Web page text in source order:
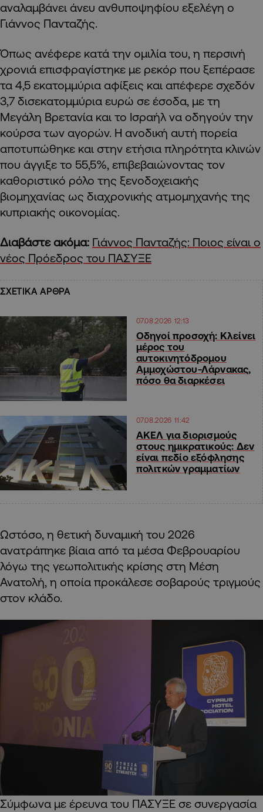
αναλαμβάνει άνευ ανθυποψηφίου εξελέγη ο
Γιάννος Πανταζής.
Όπως ανέφερε κατά την ομιλία του, η περσινή
χρονιά επισφραγίστηκε με ρεκόρ που ξεπέρασε
τα 4,5 εκατομμύρια αφίξεις και απέφερε σχεδόν
3,7 δισεκατομμύρια ευρώ σε έσοδα, με τη
Μεγάλη Βρετανία και το Ισραήλ να οδηγούν την
κούρσα των αγορών. Η ανοδική αυτή πορεία
αποτυπώθηκε και στην ετήσια πληρότητα κλινών
που άγγιξε το 55,5%, επιβεβαιώνοντας τον
καθοριστικό ρόλο της ξενοδοχειακής
βιομηχανίας ως διαχρονικής ατμομηχανής της
κυπριακής οικονομίας.
Διαβάστε ακόμα: Γιάννος Πανταζής: Ποιος είναι ο
νέος Πρόεδρος του ΠΑΣΥΞΕ
ΣΧΕΤΙΚΑ ΑΡΘΡΑ
07.08.2026 12:13
Οδηγοί προσοχή: Κλείνει
μέρος του
αυτοκινητόδρομου
Αμμοχώστου-Λάρνακας,
πόσο θα διαρκέσει
07.08.2026 11:42
ΑΚΕΛ για διορισμούς
στους ημικρατικούς: Δεν
είναι πεδίο εξόφλησης
πολιτκών γραμματίων
Ωστόσο, η θετική δυναμική του 2026
ανατράπηκε βίαια από τα μέσα Φεβρουαρίου
λόγω της γεωπολιτικής κρίσης στη Μέση
Ανατολή, η οποία προκάλεσε σοβαρούς τριγμούς
στον κλάδο.
Σύμφωνα με έρευνα του ΠΑΣΥΞΕ σε συνεργασία